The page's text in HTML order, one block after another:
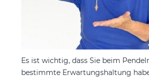
Es ist wichtig, dass Sie beim
bestimmte Erwartungshaltung